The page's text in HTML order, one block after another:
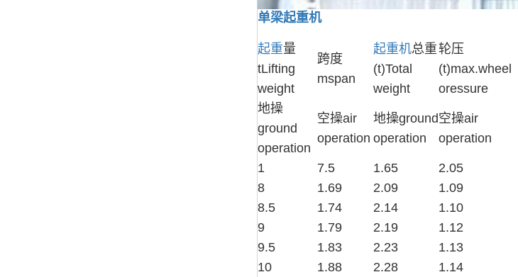
单梁起重机
起重量
tLifting
weight
跨度
mspan
起重机总重
(t)Total
weight
轮压
(t)max.wheel
oressure
地操
ground
operation
空操air
operation
地操ground
operation
空操air
operation
1 7.5 1.65 2.05
8
1.69 2.09 1.09
8.5
1.74 2.14 1.10
9
1.79 2.19 1.12
9.5
1.83 2.23 1.13
10
1.88 2.28 1.14